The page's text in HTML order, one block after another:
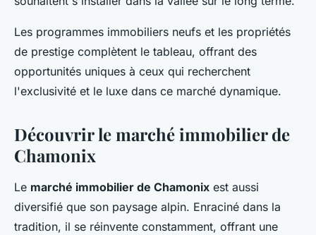
Les programmes immobiliers neufs et les propriétés
de prestige complètent le tableau, offrant des
opportunités uniques à ceux qui recherchent
l'exclusivité et le luxe dans ce marché dynamique.
Découvrir le marché immobilier de
Chamonix
Le marché immobilier de Chamonix est aussi
diversifié que son paysage alpin. Enraciné dans la
tradition, il se réinvente constamment, offrant une